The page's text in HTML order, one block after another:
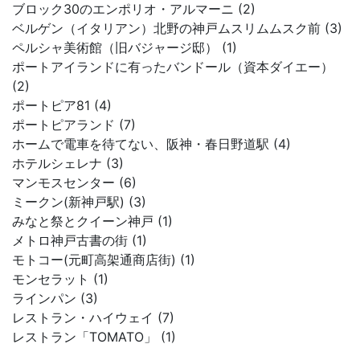
ブロック30のエンポリオ・アルマーニ (2)
ベルゲン（イタリアン）北野の神戸ムスリムムスク前 (3)
ペルシャ美術館（旧バジャージ邸） (1)
ポートアイランドに有ったバンドール（資本ダイエー）
(2)
ポートピア81 (4)
ポートピアランド (7)
ホームで電車を待てない、阪神・春日野道駅 (4)
ホテルシェレナ (3)
マンモスセンター (6)
ミークン(新神戸駅) (3)
みなと祭とクイーン神戸 (1)
メトロ神戸古書の街 (1)
モトコー(元町高架通商店街) (1)
モンセラット (1)
ラインパン (3)
レストラン・ハイウェイ (7)
レストラン「TOMATO」 (1)